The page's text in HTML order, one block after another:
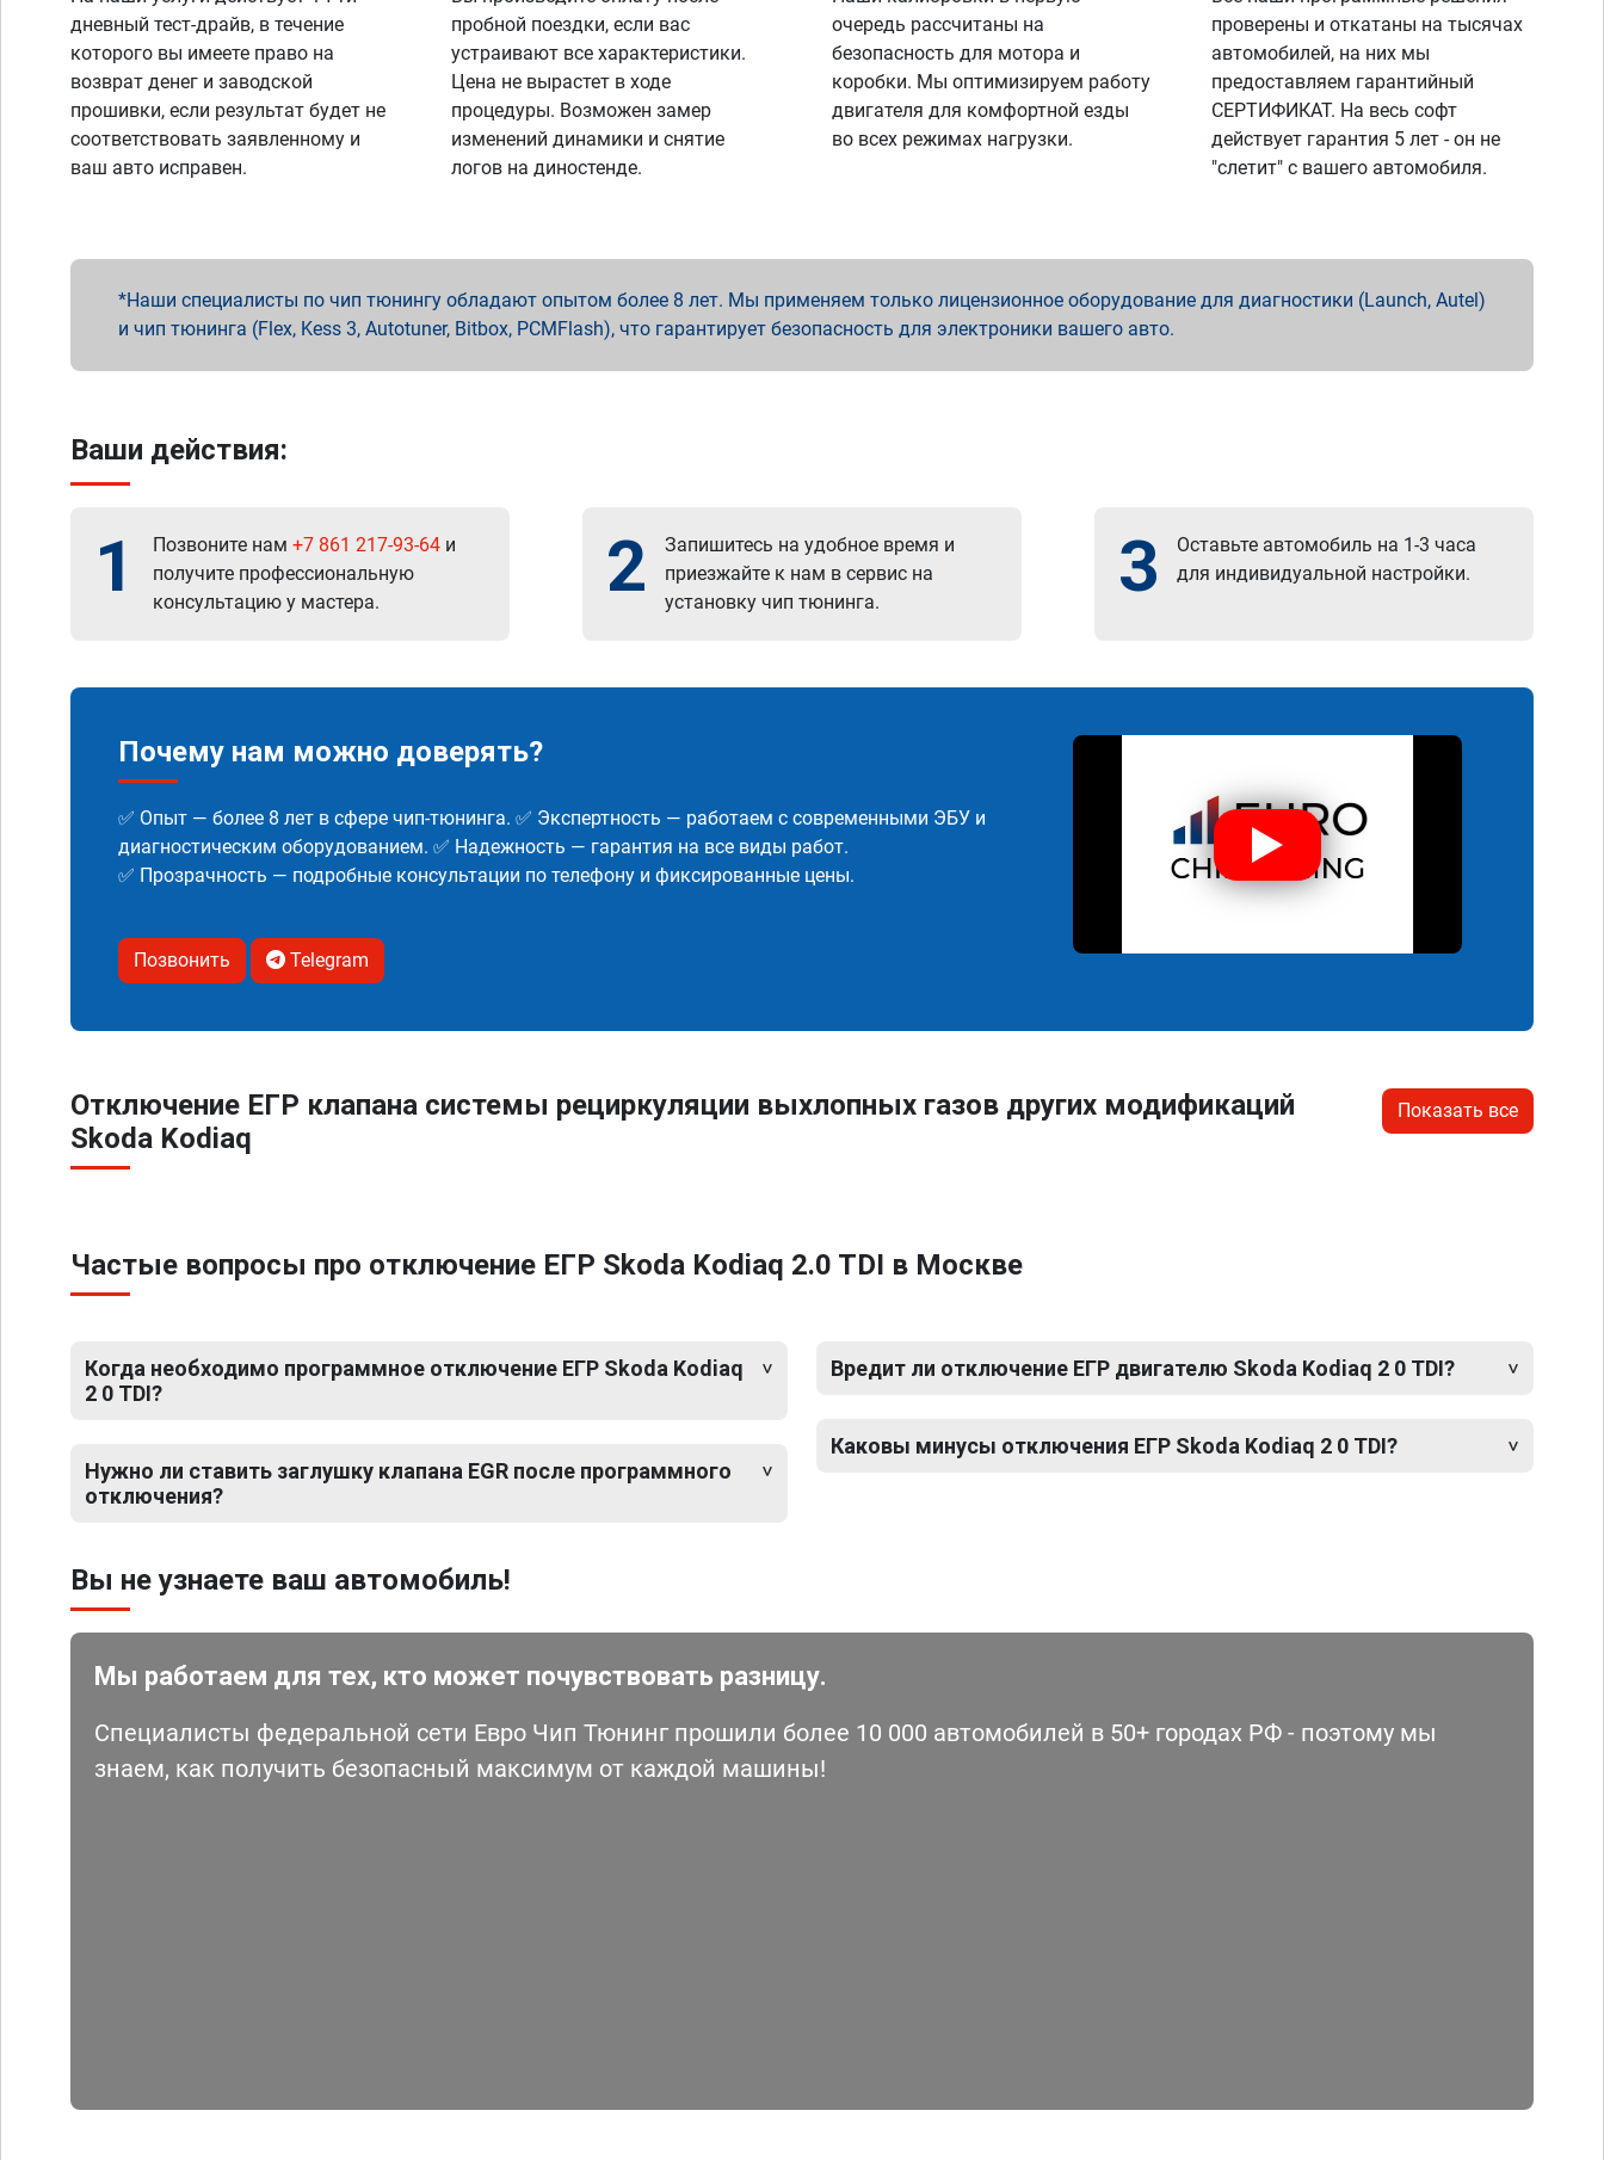
дневный тест-драйв, в течение
которого вы имеете право на
возврат денег и заводской
прошивки, если результат будет не
соответствовать заявленному и
ваш авто исправен.
пробной поездки, если вас
устраивают все характеристики.
Цена не вырастет в ходе
процедуры. Возможен замер
изменений динамики и снятие
логов на диностенде.
очередь рассчитаны на
безопасность для мотора и
коробки. Мы оптимизируем работу
двигателя для комфортной езды
во всех режимах нагрузки.
проверены и откатаны на тысячах
автомобилей, на них мы
предоставляем гарантийный
СЕРТИФИКАТ. На весь софт
действует гарантия 5 лет - он не
"слетит" с вашего автомобиля.
Наши специалисты по чип тюнингу обладают опытом более 8 лет. Мы применяем только лицензионное оборудование для диагностики (Launch, Autel)
и чип тюнинга (Flex, Kess 3, Autotuner, Bitbox, PCMFlash), что гарантирует безопасность для электроники вашего авто.
Ваши действия:
1 Позвоните нам +7 861 217-93-64 и
получите профессиональную
консультацию у мастера.
2
Запишитесь на удобное время и
приезжайте к нам в сервис на
установку чип тюнинга.
3
Оставьте автомобиль на 1-3 часа
для индивидуальной настройки.
Почему нам можно доверять?
✅ Опыт — более 8 лет в сфере чип-тюнинга. ✅ Экспертность — работаем с современными ЭБУ и
диагностическим оборудованием. ✅ Надежность — гарантия на все виды работ.
✅ Прозрачность — подробные консультации по телефону и фиксированные цены.
Позвонить Telegram
Отключение ЕГР клапана системы рециркуляции выхлопных газов других модификаций
Skoda Kodiaq
Показать все
Частые вопросы про отключение ЕГР Skoda Kodiaq 2.0 TDI в Москве
Когда необходимо программное отключение ЕГР Skoda Kodiaq
2 0 TDI?
Нужно ли ставить заглушку клапана EGR после программного
отключения?
Вредит ли отключение ЕГР двигателю Skoda Kodiaq 2 0 TDI?
Каковы минусы отключения ЕГР Skoda Kodiaq 2 0 TDI?
Вы не узнаете ваш автомобиль!
Мы работаем для тех, кто может почувствовать разницу.
Специалисты федеральной сети Евро Чип Тюнинг прошили более 10 000 автомобилей в 50+ городах РФ - поэтому мы
знаем, как получить безопасный максимум от каждой машины!